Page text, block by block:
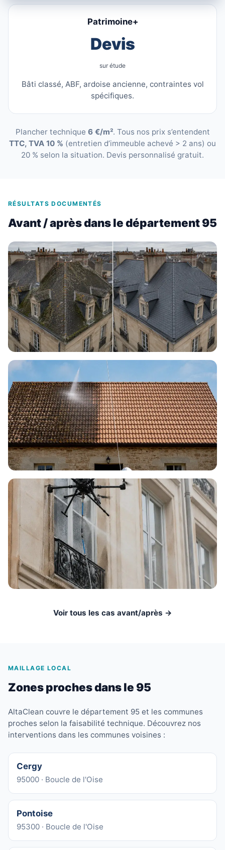
Patrimoine+
Devis
sur étude
Bâti classé, ABF, ardoise ancienne, contraintes vol
spécifiques.
Plancher technique 6 €/m². Tous nos prix s’entendent
TTC, TVA 10 % (entretien d’immeuble achevé > 2 ans) ou
20 % selon la situation. Devis personnalisé gratuit.
RÉSULTATS DOCUMENTÉS
Avant / après dans le département 95
Voir tous les cas avant/après →
MAILLAGE LOCAL
Zones proches dans le 95
AltaClean couvre le département 95 et les communes
proches selon la faisabilité technique. Découvrez nos
interventions dans les communes voisines :
Cergy
95000 · Boucle de l'Oise
Pontoise
95300 · Boucle de l'Oise